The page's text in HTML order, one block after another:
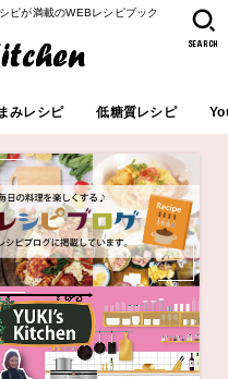
ピが満載のWEBレシピブック
みレシピ 低糖質レシピ
SEARCH